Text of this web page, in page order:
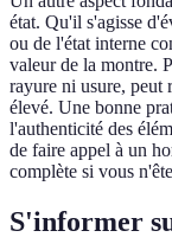
état. Qu'il s'agisse
ou de l'état interne
valeur de la montre.
rayure ni usure, peut
élevé. Une bonne
l'authenticité des
de faire appel à un
complète si vous
S'informer